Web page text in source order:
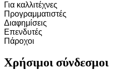
Για καλλιτέχνες
Προγραμματιστές
Διαφημίσεις
Επενδυτές
Πάροχοι
Χρήσιμοι σύνδεσμοι